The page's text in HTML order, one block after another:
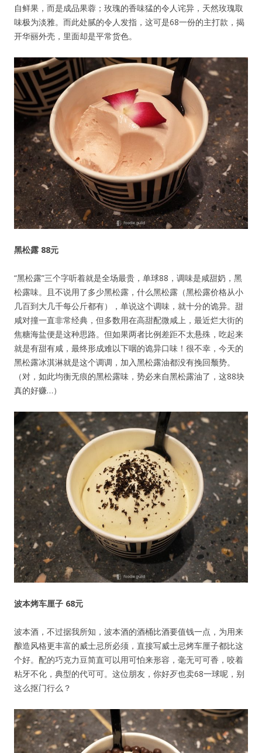
自鲜果，而是成品果蓉；玫瑰的香味猛的令人诧异，天然玫瑰取
味极为淡雅。而此处腻的令人发指，这可是68一份的主打款，揭
开华丽外壳，里面却是平常货色。
黑松露 88元
“黑松露”三个字听着就是全场最贵，单球88，调味是咸甜奶，黑
松露味。且不说用了多少黑松露，什么黑松露（黑松露价格从小
几百到大几千每公斤都有），单说这个调味，就十分的诡异。甜
咸对撞一直非常经典，但多数用在高甜配微咸上，最近烂大街的
焦糖海盐便是这种思路。但如果两者比例差距不太悬殊，吃起来
就是有甜有咸，最终形成难以下咽的诡异口味！很不幸，今天的
黑松露冰淇淋就是这个调调，加入黑松露油都没有挽回颓势。
（对，如此均衡无痕的黑松露味，势必来自黑松露油了，这88块
真的好赚…）
波本烤车厘子 68元
波本酒，不过据我所知，波本酒的酒桶比酒要值钱一点，为用来
酿造风格更丰富的威士忌所必须，直接写威士忌烤车厘子都比这
个好。配的巧克力豆简直可以用可怕来形容，毫无可可香，咬着
粘牙不化，典型的代可可。这位朋友，你好歹也卖68一球呢，别
这么抠门行么？